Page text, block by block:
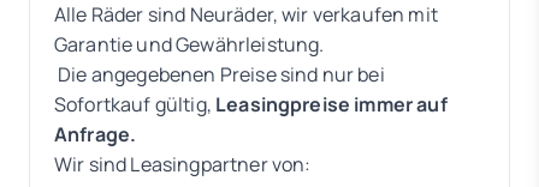
Alle Räder sind Neuräder, wir verkaufen mit
Garantie und Gewährleistung.
Die angegebenen Preise sind nur bei
Sofortkauf gültig, Leasingpreise immer auf
Anfrage.
Wir sind Leasingpartner von: